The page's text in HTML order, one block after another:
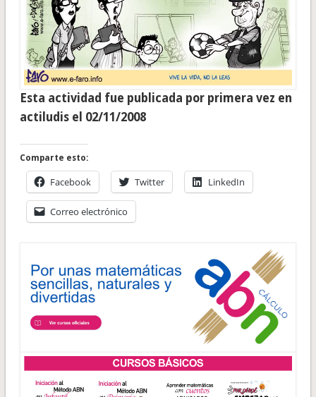
Esta actividad fue publicada por primera vez en
actiludis el 02/11/2008
Comparte esto:
Facebook Twitter LinkedIn
Correo electrónico